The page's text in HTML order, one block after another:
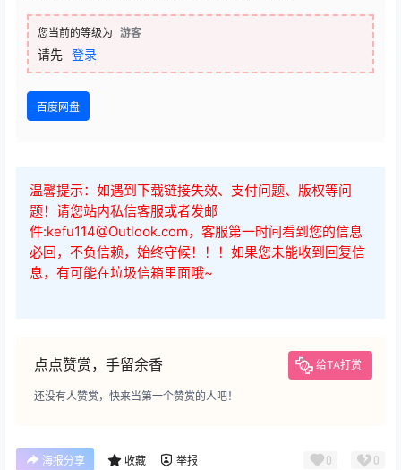
您当前的等级为 游客
请先 登录
百度网盘
温馨提示：如遇到下载链接失效、支付问题、版权等问
题！请您站内私信客服或者发邮
件:kefu114@Outlook.com，客服第一时间看到您的信息
必回，不负信赖，始终守候！！！如果您未能收到回复信
息，有可能在垃圾信箱里面哦~
点点赞赏，手留余香 给TA打赏
还没有人赞赏，快来当第一个赞赏的人吧！
海报分享 收藏 举报 0 0